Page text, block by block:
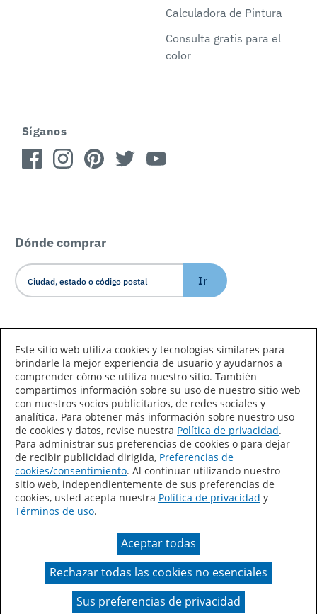
Calculadora de Pintura
Consulta gratis para el
color
Síganos
Dónde comprar
Ir
Declaración de accesibilidad
Mapa del sitio
Términos de uso
Privacidad
Sus preferencias de privacidad
Ley de Cadenas de Suministro de California
Un color real puede variar en comparación con la
presentación en pantalla.
Este sitio web utiliza cookies y tecnologías similares para
brindarle la mejor experiencia de usuario y ayudarnos a
comprender cómo se utiliza nuestro sitio. También
compartimos información sobre su uso de nuestro sitio web
con nuestros socios publicitarios, de redes sociales y
analítica. Para obtener más información sobre nuestro uso
de cookies y datos, revise nuestra Política de privacidad.
Para administrar sus preferencias de cookies o para dejar
de recibir publicidad dirigida, Preferencias de
cookies/consentimiento. Al continuar utilizando nuestro
sitio web, independientemente de sus preferencias de
cookies, usted acepta nuestra Política de privacidad y
Términos de uso.
Aceptar todas
Rechazar todas las cookies no esenciales
Sus preferencias de privacidad